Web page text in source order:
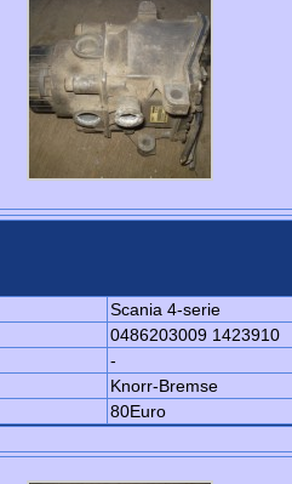
Scania 4-serie
0486203009 1423910
-
Knorr-Bremse
80Euro